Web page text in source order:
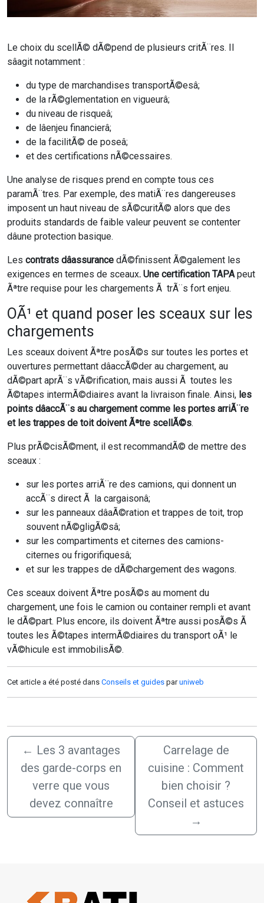
Le choix du scellÃ© dÃ©pend de plusieurs critÃ¨res. Il
sâagit notamment :
du type de marchandises transportÃ©esâ;
de la rÃ©glementation en vigueurâ;
du niveau de risqueâ;
de lâenjeu financierâ;
de la facilitÃ© de poseâ;
et des certifications nÃ©cessaires.
Une analyse de risques prend en compte tous ces
paramÃ¨tres. Par exemple, des matiÃ¨res dangereuses
imposent un haut niveau de sÃ©curitÃ© alors que des
produits standards de faible valeur peuvent se contenter
dâune protection basique.
Les contrats dâassurance dÃ©finissent Ã©galement les
exigences en termes de sceaux. Une certification TAPApeut
Ãªtre requise pour les chargements Ã trÃ¨s fort enjeu.
OÃ¹ et quand poser les sceaux sur les
chargements
Les sceaux doivent Ãªtre posÃ©s sur toutes les portes et
ouvertures permettant dâaccÃ©der au chargement, au
dÃ©part aprÃ¨s vÃ©rification, mais aussi Ã toutes les
Ã©tapes intermÃ©diaires avant la livraison finale. Ainsi, les
points dâaccÃ¨s au chargement comme les portes arriÃ¨re
et les trappes de toit doivent Ãªtre scellÃ©s.
Plus prÃ©cisÃ©ment, il est recommandÃ© de mettre des
sceaux :
sur les portes arriÃ¨re des camions, qui donnent un
accÃ¨s direct Ã la cargaisonâ;
sur les panneaux dâaÃ©ration et trappes de toit, trop
souvent nÃ©gligÃ©sâ;
sur les compartiments et citernes des camions-
citernes ou frigorifiquesâ;
et sur les trappes de dÃ©chargement des wagons.
Ces sceaux doivent Ãªtre posÃ©s au moment du
chargement, une fois le camion ou container rempli et avant
le dÃ©part. Plus encore, ils doivent Ãªtre aussi posÃ©s Ã
toutes les Ã©tapes intermÃ©diaires du transport oÃ¹ le
vÃ©hicule est immobilisÃ©.
Cet article a été posté dans Conseils et guides paruniweb
← Les 3 avantages
des garde-corps en
verre que vous
devez connaître
Carrelage de
cuisine : Comment
bien choisir ?
Conseil et astuces
→